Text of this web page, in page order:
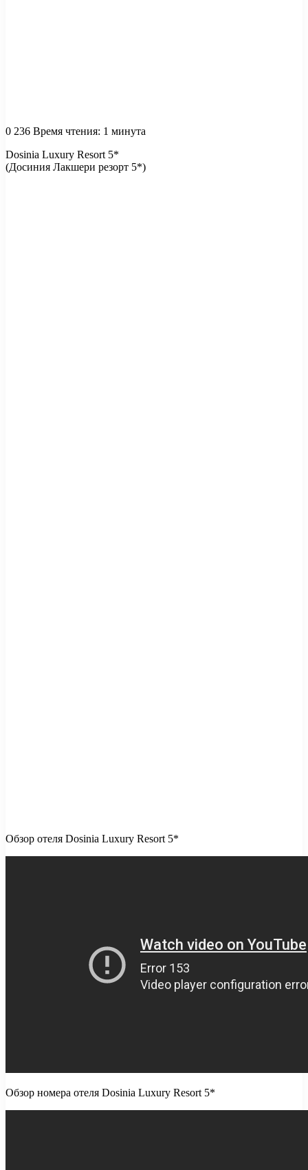
0 236 Время чтения: 1 минута
Dosinia Luxury Resort 5*
(Досиния Лакшери резорт 5*)
Обзор отеля Dosinia Luxury Resort 5*
Обзор номера отеля Dosinia Luxury Resort 5*